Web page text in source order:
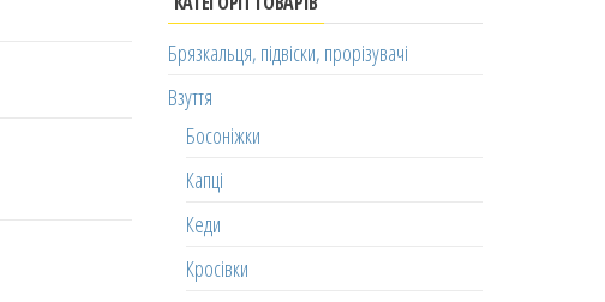
Брязкальця, підвіски, прорізувачі
Взуття
Босоніжки
Капці
Кеди
Кросівки